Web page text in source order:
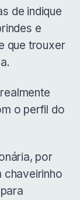
de indique
e
que trouxer
o perfil do
por
chaveirinho